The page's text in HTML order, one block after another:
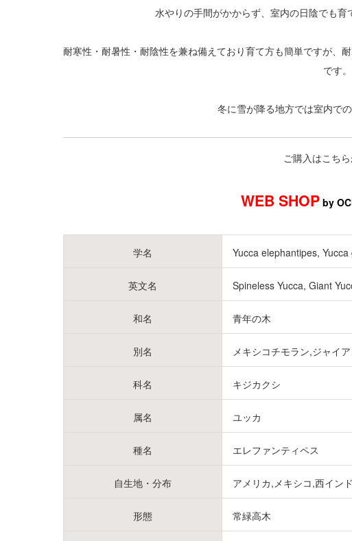
水やりの手間がかからず、室内の日陰でも育
耐寒性・耐暑性・耐陰性を兼ね備えており育て方も簡単ですが
です。
冬に雪が降る地方では室内で
ご購入はこち
WEB SHOP by
学名 Yucca elephantipes,
英文名 Spineless Yucca, Giant
和名 青年の木
別名 メキシコチモラン,ジャイ
科名 キジカクシ
属名 ユッカ
種名 エレファンティペス
自生地・分布 アメリカ,メキシコ,西イン
形態 常緑高木